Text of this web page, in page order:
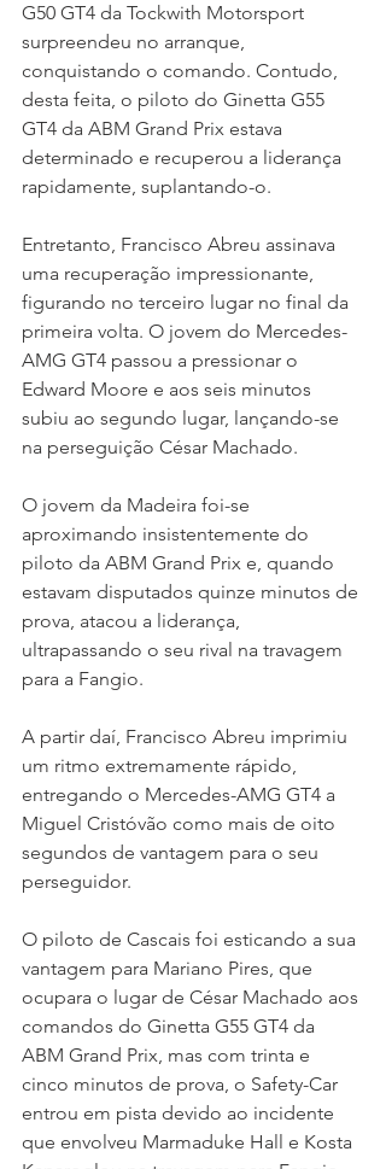
G50 GT4 da Tockwith Motorsport
surpreendeu no arranque,
conquistando o comando. Contudo,
desta feita, o piloto do Ginetta G55
GT4 da ABM Grand Prix estava
determinado e recuperou a liderança
rapidamente, suplantando-o.
Entretanto, Francisco Abreu assinava
uma recuperação impressionante,
figurando no terceiro lugar no final da
primeira volta. O jovem do Mercedes-
AMG GT4 passou a pressionar o
Edward Moore e aos seis minutos
subiu ao segundo lugar, lançando-se
na perseguição César Machado.
O jovem da Madeira foi-se
aproximando insistentemente do
piloto da ABM Grand Prix e, quando
estavam disputados quinze minutos de
prova, atacou a liderança,
ultrapassando o seu rival na travagem
para a Fangio.
A partir daí, Francisco Abreu imprimiu
um ritmo extremamente rápido,
entregando o Mercedes-AMG GT4 a
Miguel Cristóvão como mais de oito
segundos de vantagem para o seu
perseguidor.
O piloto de Cascais foi esticando a sua
vantagem para Mariano Pires, que
ocupara o lugar de César Machado aos
comandos do Ginetta G55 GT4 da
ABM Grand Prix, mas com trinta e
cinco minutos de prova, o Safety-Car
entrou em pista devido ao incidente
que envolveu Marmaduke Hall e Kosta